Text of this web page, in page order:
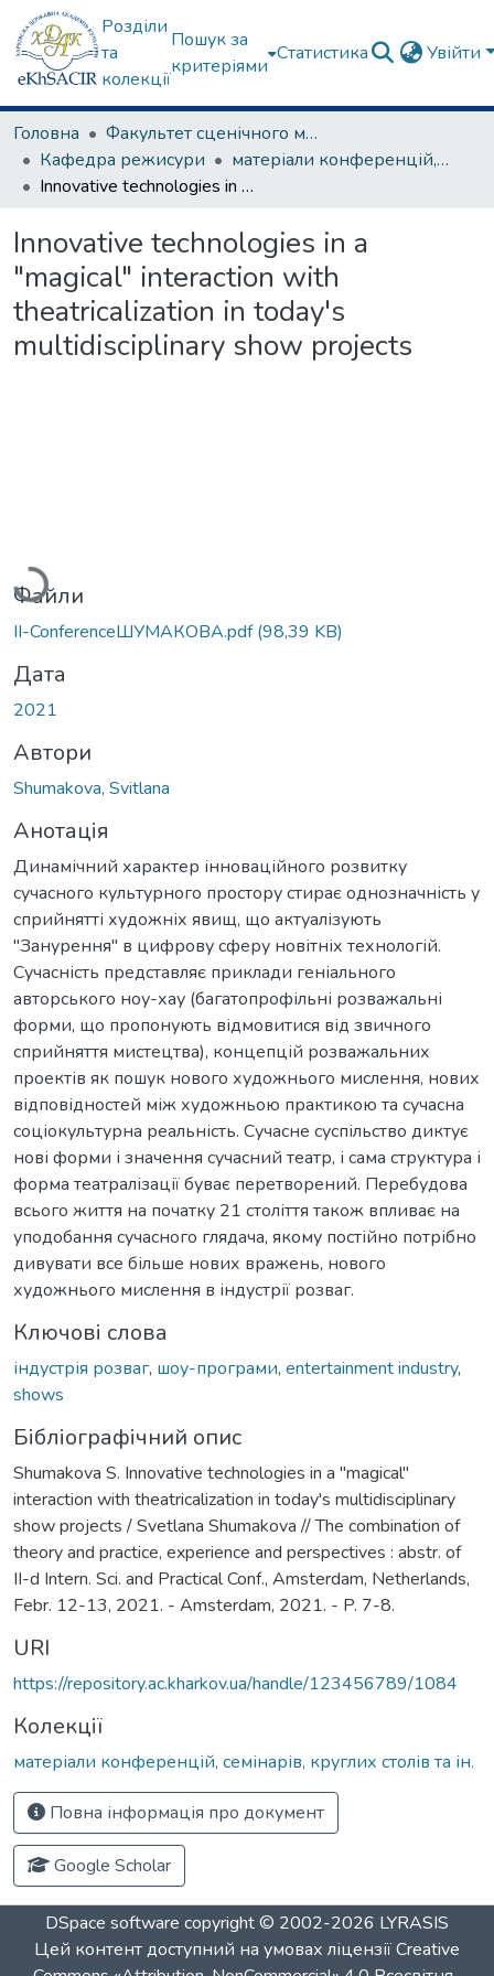
Розділи
та
колекції
Пошук за
критеріями
Статистика Увійти
Головна
Факультет сценічного мистецтва
Кафедра режисури
матеріали конференцій, семінарів, круглих столів та ін.
Innovative technologies in a "magical" interaction with theatricalization in today's multidisciplinary show projects
Innovative technologies in a
"magical" interaction with
theatricalization in today's
multidisciplinary show projects
Вантажиться...
Файли
II-ConferenceШУМАКОВА.pdf(98,39 KB)
Дата
2021
Автори
Shumakova, Svitlana
Анотація
Динамічний характер інноваційного розвитку
сучасного культурного простору стирає однозначність у
сприйнятті художніх явищ, що актуалізують
"Занурення" в цифрову сферу новітніх технологій.
Сучасність представляє приклади геніального
авторського ноу-хау (багатопрофільні розважальні
форми, що пропонують відмовитися від звичного
сприйняття мистецтва), концепцій розважальних
проектів як пошук нового художнього мислення, нових
відповідностей між художньою практикою та сучасна
соціокультурна реальність. Сучасне суспільство диктує
нові форми і значення сучасний театр, і сама структура і
форма театралізації буває перетворений. Перебудова
всього життя на початку 21 століття також впливає на
уподобання сучасного глядача, якому постійно потрібно
дивувати все більше нових вражень, нового
художнього мислення в індустрії розваг.
Ключові слова
індустрія розваг, шоу-програми, entertainment industry,
shows
Бібліографічний опис
Shumakova S. Innovative technologies in a "magical"
interaction with theatricalization in today's multidisciplinary
show projects / Svetlana Shumakova // The combination of
theory and practice, experience and perspectives : abstr. of
II-d Intern. Sci. and Practical Conf., Amsterdam, Netherlands,
Febr. 12-13, 2021. - Amsterdam, 2021. - P. 7-8.
URI
https://repository.ac.kharkov.ua/handle/123456789/1084
Колекції
матеріали конференцій, семінарів, круглих столів та ін.
Повна інформація про документ
Google Scholar
DSpace software copyright © 2002-2026 LYRASIS
Цей контент доступний на умовах ліцензіїCreative